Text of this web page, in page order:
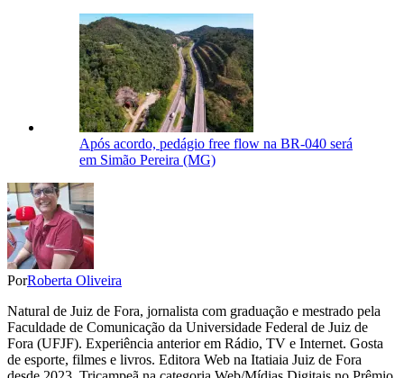
Após acordo, pedágio free flow na BR-040 será
em Simão Pereira (MG)
PorRoberta Oliveira
Natural de Juiz de Fora, jornalista com graduação e mestrado pela
Faculdade de Comunicação da Universidade Federal de Juiz de
Fora (UFJF). Experiência anterior em Rádio, TV e Internet. Gosta
de esporte, filmes e livros. Editora Web na Itatiaia Juiz de Fora